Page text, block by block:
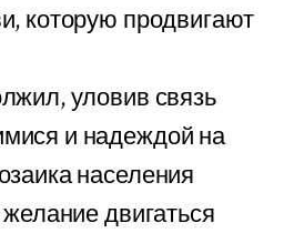
которую продвигают
уловив связь
и надеждой на
населения
двигаться